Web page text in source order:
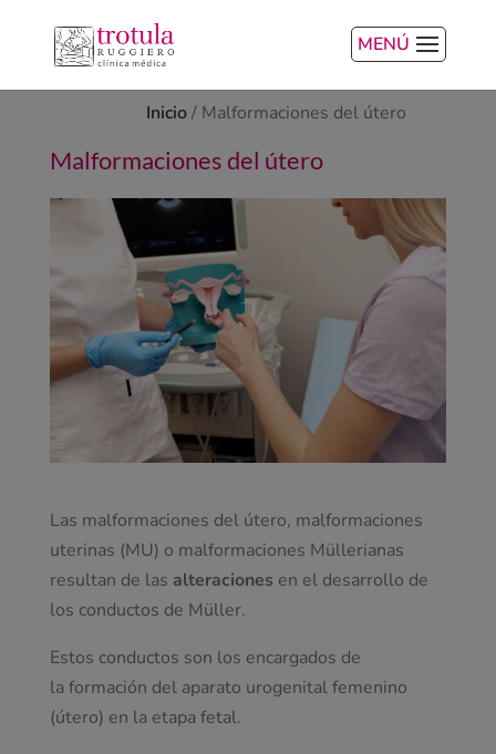
MENÚ
Inicio/ Malformaciones del útero
Malformaciones del útero
Las malformaciones del útero, malformaciones
uterinas (MU) o malformaciones Müllerianas
resultan de las alteraciones en el desarrollo de
los conductos de Müller.
Estos conductos son los encargados de
la formación del aparato urogenitalfemenino
(útero) en la etapa fetal.